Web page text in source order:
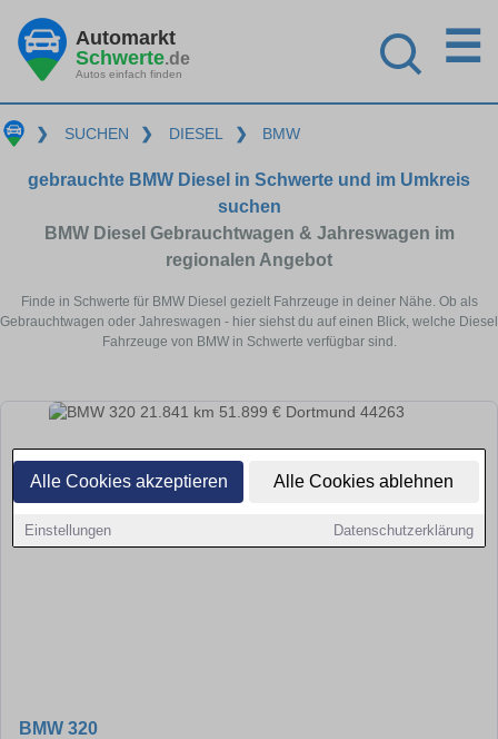
Alle Cookies akzeptieren Alle Cookies ablehnen
Einstellungen Datenschutzerklärung
Automarkt
Schwerte.de
Autos einfach finden
☰
❯ SUCHEN ❯ DIESEL ❯ BMW
gebrauchte BMW Diesel in Schwerte und im Umkreis
suchen
BMW Diesel Gebrauchtwagen & Jahreswagen im
regionalen Angebot
Finde in Schwerte für BMW Diesel gezielt Fahrzeuge in deiner Nähe. Ob als
Gebrauchtwagen oder Jahreswagen - hier siehst du auf einen Blick, welche Diesel
Fahrzeuge von BMW in Schwerte verfügbar sind.
BMW 320